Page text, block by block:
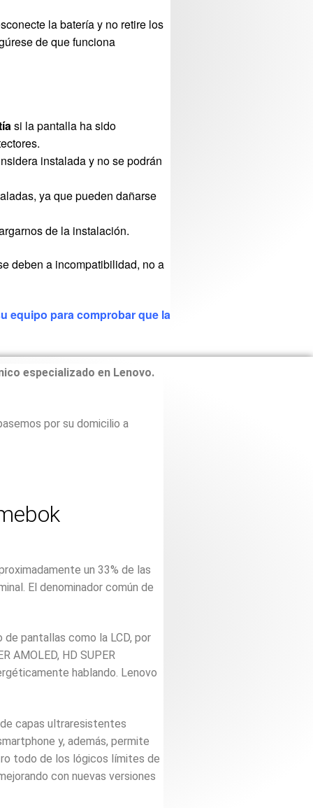
la batería y no retire los
de que funciona
si la pantalla ha sido
instalada y no se podrán
ya que pueden dañarse
de la instalación.
deben a incompatibilidad, no a
equipo para comprobar que la
especializado en Lenovo.
por su domicilio a
un 33% de las
El denominador común de
pantallas como la LCD, por
AMOLED, HD SUPER
hablando. Lenovo
capas ultraresistentes
y, además, permite
todo de los lógicos límites de
con nuevas versiones